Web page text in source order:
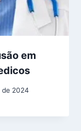
em
de 2024